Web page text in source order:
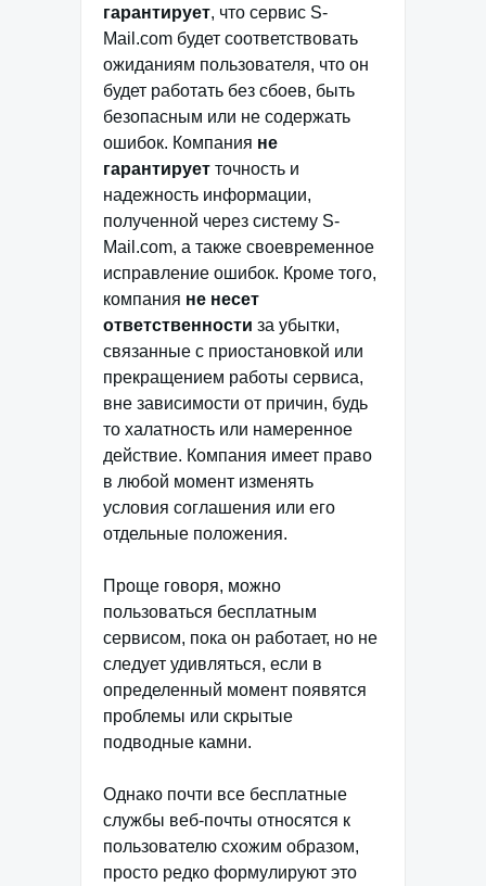
гарантирует, что сервис S-
Mail.com будет соответствовать
ожиданиям пользователя, что он
будет работать без сбоев, быть
безопасным или не содержать
ошибок. Компания не
гарантирует точность и
надежность информации,
полученной через систему S-
Mail.com, а также своевременное
исправление ошибок. Кроме того,
компания не несет
ответственности за убытки,
связанные с приостановкой или
прекращением работы сервиса,
вне зависимости от причин, будь
то халатность или намеренное
действие. Компания имеет право
в любой момент изменять
условия соглашения или его
отдельные положения.
Проще говоря, можно
пользоваться бесплатным
сервисом, пока он работает, но не
следует удивляться, если в
определенный момент появятся
проблемы или скрытые
подводные камни.
Однако почти все бесплатные
службы веб-почты относятся к
пользователю схожим образом,
просто редко формулируют это